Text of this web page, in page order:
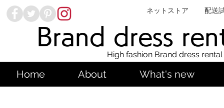
ネットストア 配送
Brand dress
High fashion Brand dress
Home About What's new